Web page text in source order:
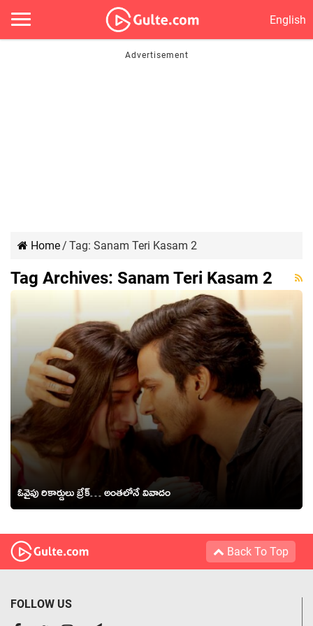
English
Home/ Tag: Sanam Teri Kasam 2
Tag Archives: Sanam Teri Kasam 2
ఓవైపు రికార్డులు బ్రేక్… అంతలోనే వివాదం
Back To Top
FOLLOW US